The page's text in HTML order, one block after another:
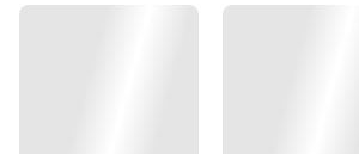
น้ำเสียงนุ่มทุ้มกระซิบอยู่ข้างหูฝากคำพูดที่ไร้หัวใจว่า